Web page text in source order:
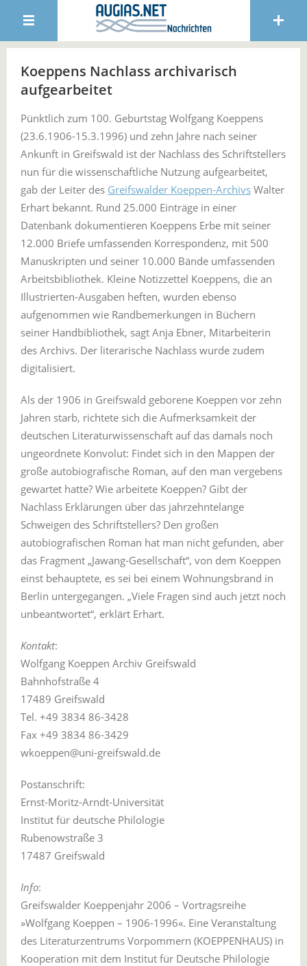
Koeppens Nachlass archivarisch
aufgearbeitet
Pünktlich zum 100. Geburtstag Wolfgang Koeppens
(23.6.1906-15.3.1996) und zehn Jahre nach seiner
Ankunft in Greifswald ist der Nachlass des Schriftstellers
nun für die wissenschaftliche Nutzung aufgearbeitet,
gab der Leiter des Greifswalder Koeppen-Archivs Walter
Erhart bekannt. Rund 25.000 Einträge in einer
Datenbank dokumentieren Koeppens Erbe mit seiner
12.000 Briefe umfassenden Korrespondenz, mit 500
Manuskripten und seiner 10.000 Bände umfassenden
Arbeitsbibliothek. Kleine Notizzettel Koeppens, die an
Illustrierten-Ausgaben heften, wurden ebenso
aufgenommen wie Randbemerkungen in Büchern
seiner Handbibliothek, sagt Anja Ebner, Mitarbeiterin
des Archivs. Der literarische Nachlass wurde zudem
digitalisiert.
Als der 1906 in Greifswald geborene Koeppen vor zehn
Jahren starb, richtete sich die Aufmerksamkeit der
deutschen Literaturwissenschaft auf das damals noch
ungeordnete Konvolut: Findet sich in den Mappen der
große autobiografische Roman, auf den man vergebens
gewartet hatte? Wie arbeitete Koeppen? Gibt der
Nachlass Erklärungen über das jahrzehntelange
Schweigen des Schriftstellers? Den großen
autobiografischen Roman hat man nicht gefunden, aber
das Fragment „Jawang-Gesellschaft“, von dem Koeppen
einst behauptete, es sei bei einem Wohnungsbrand in
Berlin untergegangen. „Viele Fragen sind auch jetzt noch
unbeantwortet“, erklärt Erhart.
Kontakt:
Wolfgang Koeppen Archiv Greifswald
Bahnhofstraße 4
17489 Greifswald
Tel. +49 3834 86-3428
Fax +49 3834 86-3429
wkoeppen@uni-greifswald.de
Postanschrift:
Ernst-Moritz-Arndt-Universität
Institut für deutsche Philologie
Rubenowstraße 3
17487 Greifswald
Info:
Greifswalder Koeppenjahr 2006 – Vortragsreihe
»Wolfgang Koeppen – 1906-1996«. Eine Veranstaltung
des Literaturzentrums Vorpommern (KOEPPENHAUS) in
Kooperation mit dem Institut für Deutsche Philologie